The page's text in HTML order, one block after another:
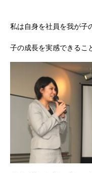
私は自身を社員を我が子
子の成長を実感できるこ